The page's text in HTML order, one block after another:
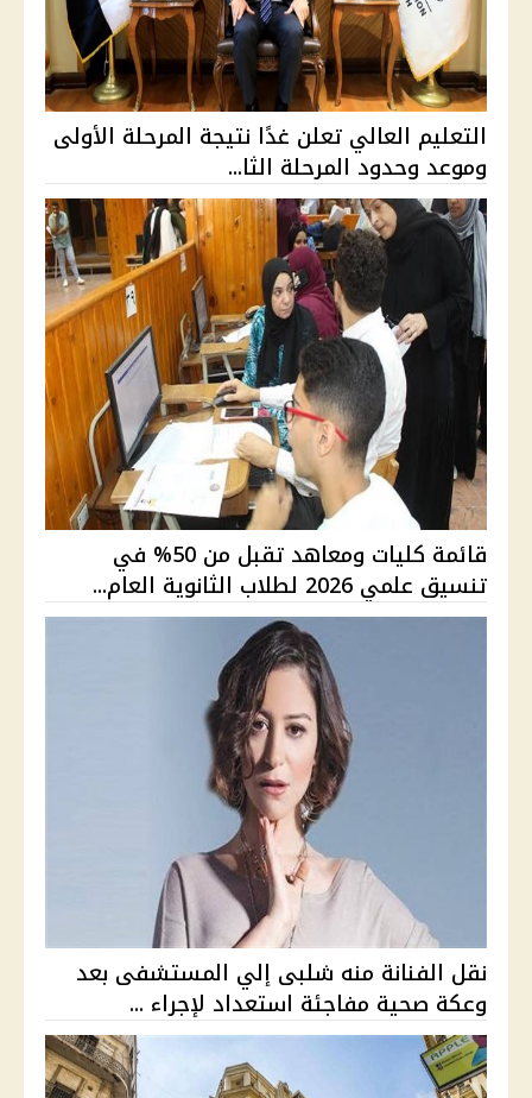
التعليم العالي تعلن غدًا نتيجة المرحلة الأولى
وموعد وحدود المرحلة الثا...
قائمة كليات ومعاهد تقبل من 50% في
تنسيق علمي 2026 لطلاب الثانوية العام...
نقل الفنانة منه شلبى إلي المستشفى بعد
وعكة صحية مفاجئة استعداد لإجراء ...